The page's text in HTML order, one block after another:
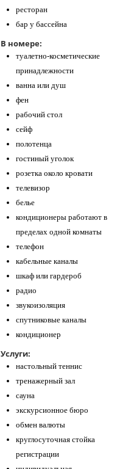
ресторан
бар у бассейна
В номере:
туалетно-косметические
принадлежности
ванна или душ
фен
рабочий стол
сейф
полотенца
гостиный уголок
розетка около кровати
телевизор
белье
кондиционеры работают в
пределах одной комнаты
телефон
кабельные каналы
шкаф или гардероб
радио
звукоизоляция
спутниковые каналы
кондиционер
Услуги:
настольный теннис
тренажерный зал
сауна
экскурсионное бюро
обмен валюты
круглосуточная стойка
регистрации